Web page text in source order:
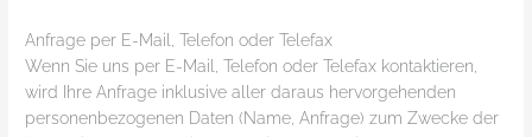
Anfrage per E-Mail, Telefon oder Telefax
Wenn Sie uns per E-Mail, Telefon oder Telefax kontaktieren,
wird Ihre Anfrage inklusive aller daraus hervorgehenden
personenbezogenen Daten (Name, Anfrage) zum Zwecke der